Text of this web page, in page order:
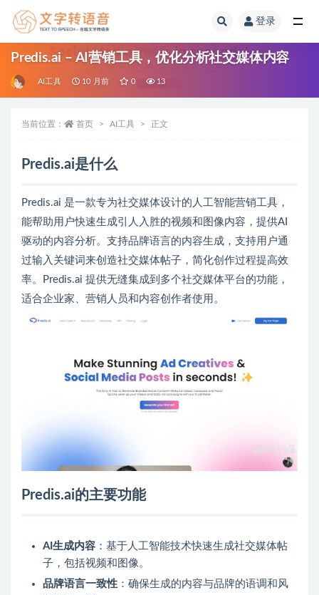
登录
Predis.ai – AI营销工具，优化分析社交媒体内容
AI工具 10 月前 0 13
当前位置： 首页 AI工具 正文
Predis.ai是什么
Predis.ai 是一款专为社交媒体设计的人工智能营销工具，
能帮助用户快速生成引人入胜的视频和图像内容，提供AI
驱动的内容分析。支持品牌语言的内容生成，支持用户通
过输入关键词来创造社交媒体帖子，简化创作过程提高效
率。Predis.ai 提供无缝集成到多个社交媒体平台的功能，
适合企业家、营销人员和内容创作者使用。
Predis.ai的主要功能
AI生成内容 ：基于人工智能技术快速生成社交媒体帖
子，包括视频和图像。
品牌语言一致性 ：确保生成的内容与品牌的语调和风